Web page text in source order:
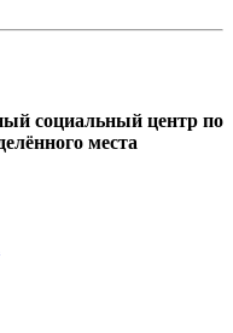
социальный центр по
места